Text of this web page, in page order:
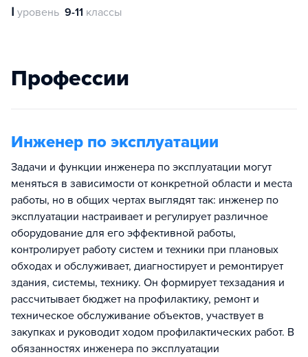
Ⅰ уровень 9-11 классы
Профессии
Инженер по эксплуатации
Задачи и функции инженера по эксплуатации могут
меняться в зависимости от конкретной области и места
работы, но в общих чертах выглядят так: инженер по
эксплуатации настраивает и регулирует различное
оборудование для его эффективной работы,
контролирует работу систем и техники при плановых
обходах и обслуживает, диагностирует и ремонтирует
здания, системы, технику. Он формирует техзадания и
рассчитывает бюджет на профилактику, ремонт и
техническое обслуживание объектов, участвует в
закупках и руководит ходом профилактических работ. В
обязанностях инженера по эксплуатации